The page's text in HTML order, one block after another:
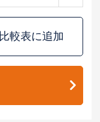
比較表に追加